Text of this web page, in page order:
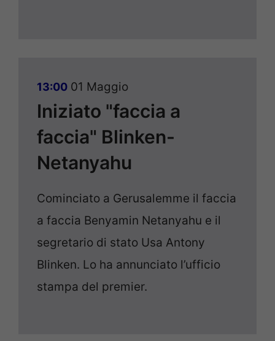
13:00 01 Maggio
Iniziato "faccia a
faccia" Blinken-
Netanyahu
Cominciato a Gerusalemme il faccia
a faccia Benyamin Netanyahu e il
segretario di stato Usa Antony
Blinken. Lo ha annunciato l’ufficio
stampa del premier.